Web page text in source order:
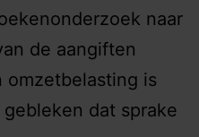
naar
de aangiften
omzetbelasting is
dat sprake